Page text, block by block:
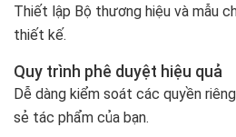
Thiết lập Bộ thương hiệu và mẫu
thiết kế.
Quy trình phê duyệt hiệu quả
Dễ dàng kiểm soát các quyền
sẻ tác phẩm của bạn.